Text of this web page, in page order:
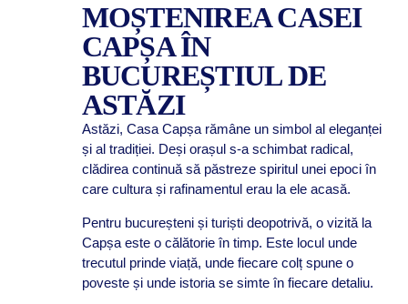
MOȘTENIREA CASEI
CAPȘA ÎN
BUCUREȘTIUL DE
ASTĂZI
Astăzi, Casa Capșa rămâne un simbol al eleganței
și al tradiției. Deși orașul s-a schimbat radical,
clădirea continuă să păstreze spiritul unei epoci în
care cultura și rafinamentul erau la ele acasă.
Pentru bucureșteni și turiști deopotrivă, o vizită la
Capșa este o călătorie în timp. Este locul unde
trecutul prinde viață, unde fiecare colț spune o
poveste și unde istoria se simte în fiecare detaliu.